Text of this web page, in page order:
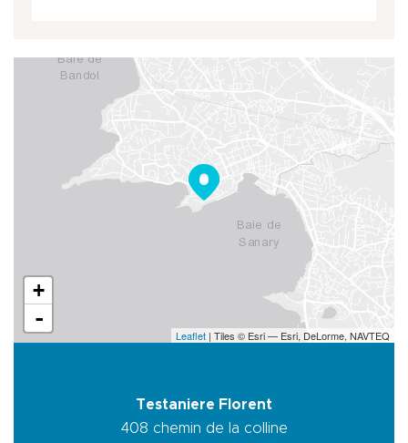
+
-
Leaflet | Tiles © Esri — Esri, DeLorme, NAVTEQ
Testaniere Florent
408 chemin de la colline